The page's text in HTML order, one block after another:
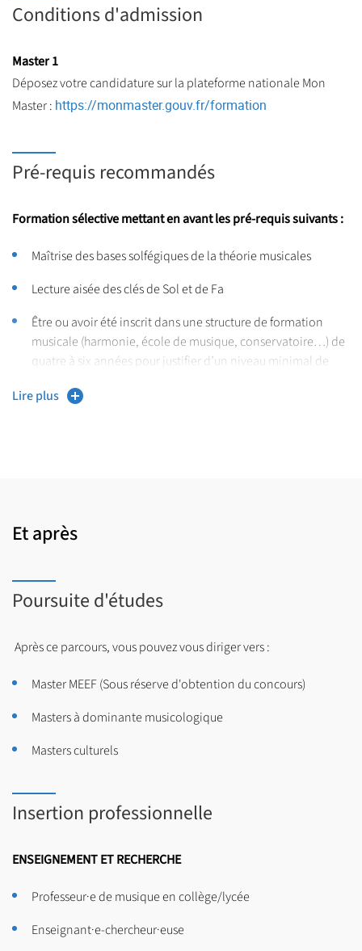
Conditions d'admission
Master 1
Déposez votre candidature sur la plateforme nationale Mon
Master : https://monmaster.gouv.fr/formation
Pré-requis recommandés
Formation sélective mettant en avant les pré-requis suivants :
Maîtrise des bases solfégiques de la théorie musicales
Lecture aisée des clés de Sol et de Fa
Être ou avoir été inscrit dans une structure de formation
musicale (harmonie, école de musique, conservatoire…) de
quatre à six années pour justifier d’un niveau minimal de
Lire plus
Et après
Poursuite d'études
Après ce parcours, vous pouvez vous diriger vers :
Master MEEF (Sous réserve d'obtention du concours)
Masters à dominante musicologique
Masters culturels
Insertion professionnelle
ENSEIGNEMENT ET RECHERCHE
Professeur·e de musique en collège/lycée
Enseignant·e-chercheur·euse